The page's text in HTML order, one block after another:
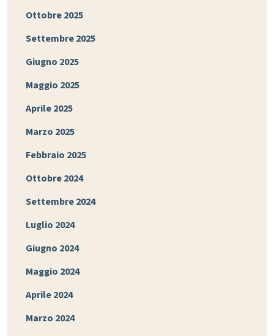
Ottobre 2025
Settembre 2025
Giugno 2025
Maggio 2025
Aprile 2025
Marzo 2025
Febbraio 2025
Ottobre 2024
Settembre 2024
Luglio 2024
Giugno 2024
Maggio 2024
Aprile 2024
Marzo 2024